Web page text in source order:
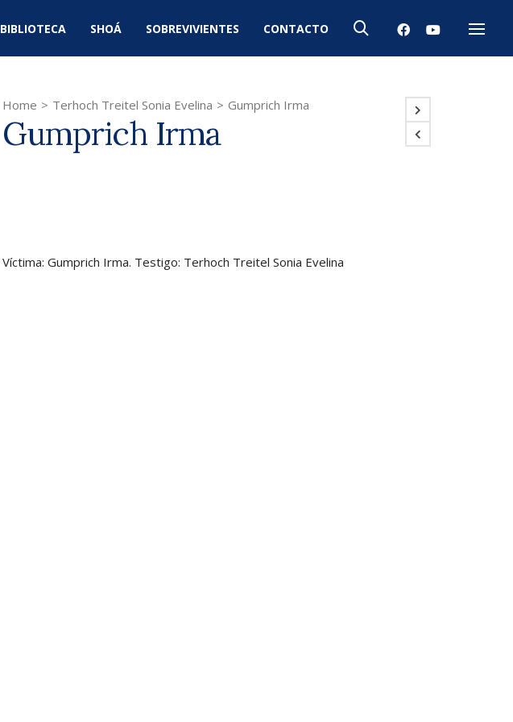
BIBLIOTECA SHOÁ SOBREVIVIENTES CONTACTO
Menú
Home > Terhoch Treitel Sonia Evelina > Gumprich Irma
Gumprich Irma
Víctima: Gumprich Irma. Testigo: Terhoch Treitel Sonia Evelina